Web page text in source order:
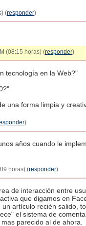
(responder)
(08:15 horas) (responder)
tecnología en la Web?"
una forma limpia y
)
años cuando le
horas) (responder)
de interacción entre
que digamos en
artículo recién salido,
el sistema de
parecido al de ahora.